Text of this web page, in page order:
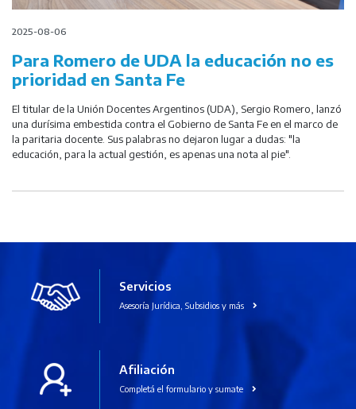
2025-08-06
Para Romero de UDA la educación no es
prioridad en Santa Fe
El titular de la Unión Docentes Argentinos (UDA), Sergio Romero, lanzó
una durísima embestida contra el Gobierno de Santa Fe en el marco de
la paritaria docente. Sus palabras no dejaron lugar a dudas: "la
educación, para la actual gestión, es apenas una nota al pie".
Servicios
Asesoría Jurídica, Subsidios y más
Afiliación
Completá el formulario y sumate